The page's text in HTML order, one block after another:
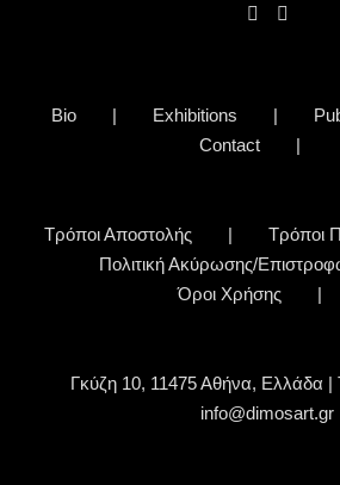
Bio Exhibitions
Contact
Τρόποι Αποστολής
Τρόποι
Πολιτική Ακύρωσης/
Όροι Χρήσης
Γκύζη 10, 11475 Αθήνα, Ελλάδα |
info@dimosart.gr